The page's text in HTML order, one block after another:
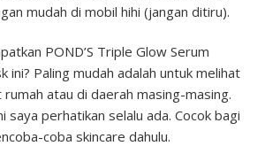
mudah di mobil hihi (jangan ditiru).
POND’S Triple Glow Serum
ini? Paling mudah adalah untuk melihat
atau di daerah masing-masing.
saya perhatikan selalu ada. Cocok bagi
coba skincare dahulu.